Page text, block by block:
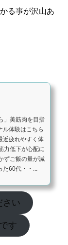
る事が沢山あ
」美筋肉を目指
体験はこちら
近疲れやすく体
力低下が心配に
ずご飯の量が減
た60代・・...
さい
す